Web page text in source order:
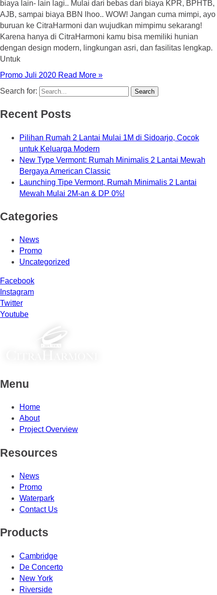
biaya lain- lain lagi.. Mulai dari bebas dari biaya KPR, BPHTB,
AJB, sampai biaya BBN lhoo.. WOW! Jangan cuma mimpi, ayo
buruan ke CitraHarmoni dan wujudkan mimpimu sekarang!
Karena hanya di CitraHarmoni kamu bisa memiliki hunian
dengan design modern, lingkungan asri, dan fasilitas lengkap.
Untuk
Promo Juli 2020 Read More »
Search for:
Recent Posts
Pilihan Rumah 2 Lantai Mulai 1M di Sidoarjo, Cocok
untuk Keluarga Modern
New Type Vermont: Rumah Minimalis 2 Lantai Mewah
Bergaya American Classic
Launching Tipe Vermont, Rumah Minimalis 2 Lantai
Mewah Mulai 2M-an & DP 0%!
Categories
News
Promo
Uncategorized
Facebook
Instagram
Twitter
Youtube
Menu
Home
About
Project Overview
Resources
News
Promo
Waterpark
Contact Us
Products
Cambridge
De Concerto
New York
Riverside